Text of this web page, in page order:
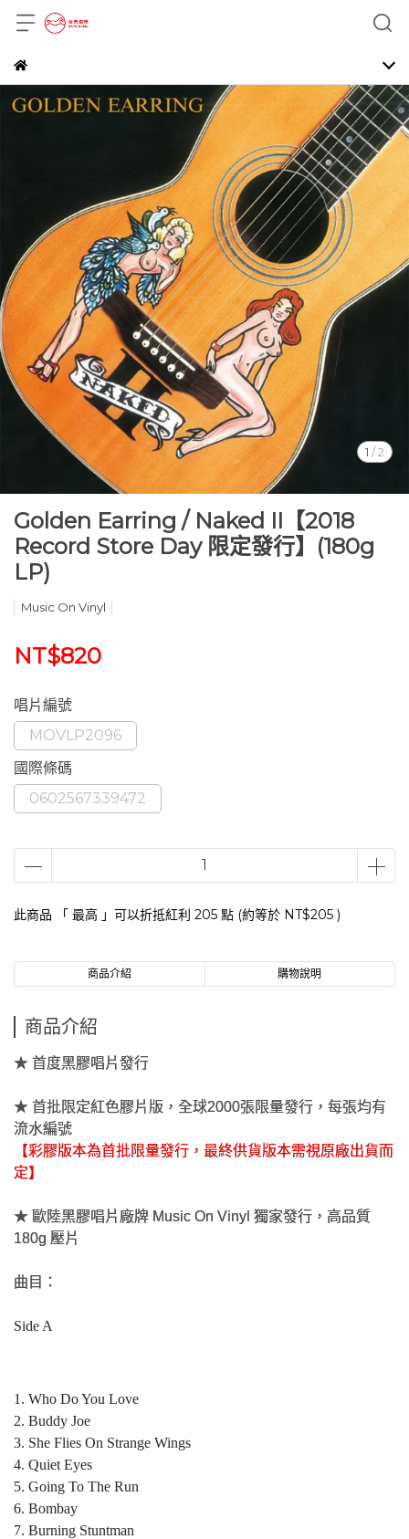
1 /2
Golden Earring / Naked II【2018
Record Store Day 限定發行】(180g
LP)
Music On Vinyl
NT$820
唱片編號
MOVLP2096
國際條碼
0602567339472
此商品 「 最高 」可以折抵紅利 205 點 (約等於 NT$205 )
商品介紹 購物說明
商品介紹
★ 首度黑膠唱片發行
★ 首批限定紅色膠片版，全球2000張限量發行，每張均有
流水編號
【彩膠版本為首批限量發行，最終供貨版本需視原廠出貨而
定】
★ 歐陸黑膠唱片廠牌 Music On Vinyl 獨家發行，高品質
180g 壓片
曲目：
Side A
1. Who Do You Love
2. Buddy Joe
3. She Flies On Strange Wings
4. Quiet Eyes
5. Going To The Run
6. Bombay
7. Burning Stuntman